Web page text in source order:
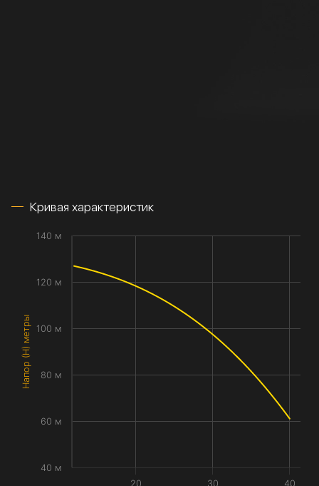
Кривая характеристик
Напор (H) метры
20 30 40
40 м
60 м
80 м
100 м
120 м
140 м